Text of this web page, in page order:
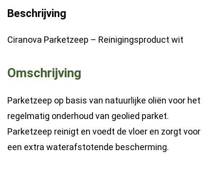
Beschrijving
Ciranova Parketzeep – Reinigingsproduct wit
Omschrijving
Parketzeep op basis van natuurlijke oliën voor het
regelmatig onderhoud van geolied parket.
Parketzeep reinigt en voedt de vloer en zorgt voor
een extra waterafstotende bescherming.